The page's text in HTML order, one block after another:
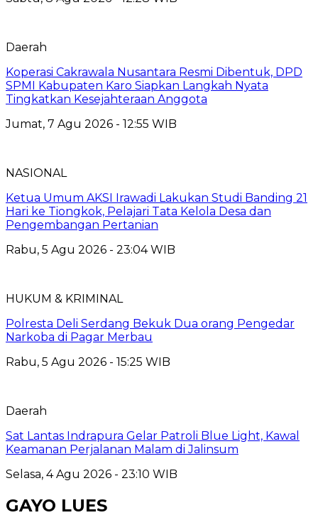
Daerah
Koperasi Cakrawala Nusantara Resmi Dibentuk, DPD
SPMI Kabupaten Karo Siapkan Langkah Nyata
Tingkatkan Kesejahteraan Anggota
Jumat, 7 Agu 2026 - 12:55 WIB
NASIONAL
Ketua Umum AKSI Irawadi Lakukan Studi Banding 21
Hari ke Tiongkok, Pelajari Tata Kelola Desa dan
Pengembangan Pertanian
Rabu, 5 Agu 2026 - 23:04 WIB
HUKUM & KRIMINAL
Polresta Deli Serdang Bekuk Dua orang Pengedar
Narkoba di Pagar Merbau
Rabu, 5 Agu 2026 - 15:25 WIB
Daerah
Sat Lantas Indrapura Gelar Patroli Blue Light, Kawal
Keamanan Perjalanan Malam di Jalinsum
Selasa, 4 Agu 2026 - 23:10 WIB
GAYO LUES